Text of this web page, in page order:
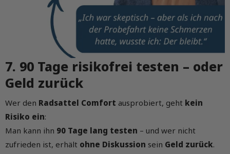
7. 90 Tage risikofrei testen – oder
Geld zurück
Wer den Radsattel Comfort ausprobiert, geht kein
Risiko ein:
Man kann ihn 90 Tage lang testen – und wer nicht
zufrieden ist, erhält ohne Diskussion sein Geld zurück.